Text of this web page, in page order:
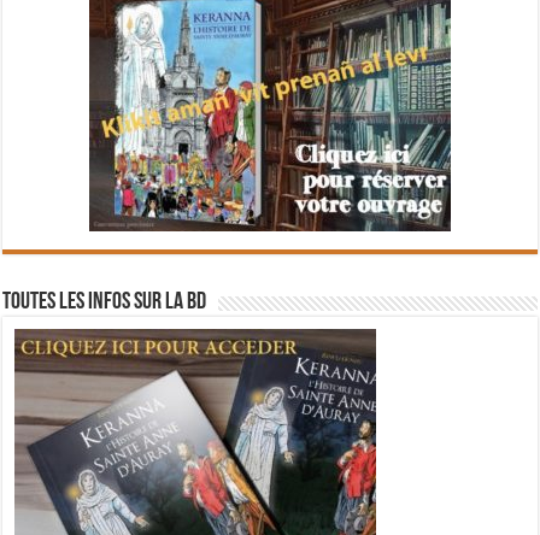
Toutes les infos sur la BD